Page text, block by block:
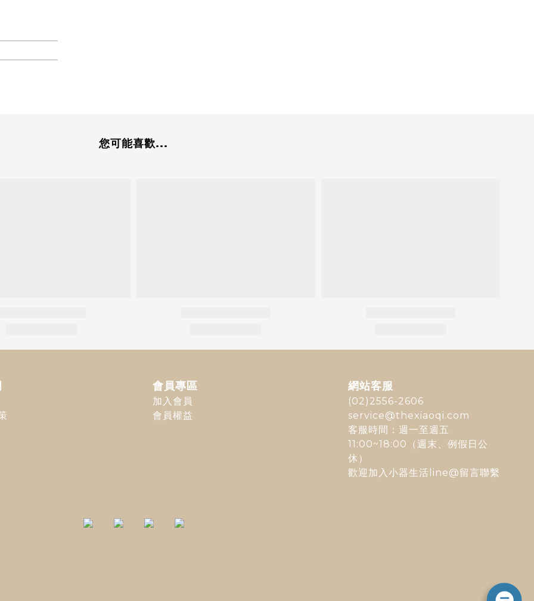
您可能喜歡...
會員專區
加入會員
會員權益
網站客服
(02)2556-2606
service@thexiaoqi.com
客服時間：週一至週五
11:00~18:00（週末、例假日公
休）
歡迎加入 小器生活line@留言聯繫